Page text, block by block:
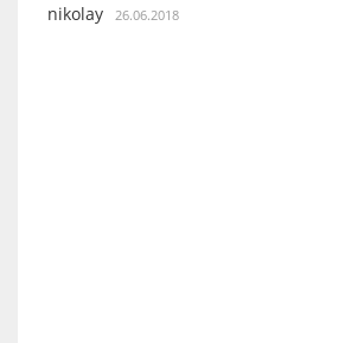
nikolay 26.06.2018